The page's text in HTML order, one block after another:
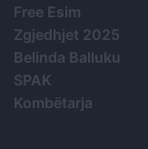
Free Esim
Zgjedhjet 2025
Belinda Balluku
SPAK
Kombëtarja